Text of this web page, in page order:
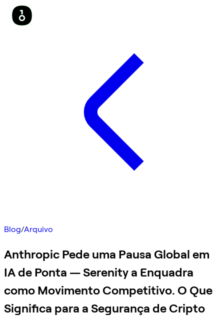
Blog/Arquivo
Anthropic Pede uma Pausa Global em
IA de Ponta — Serenity a Enquadra
como Movimento Competitivo. O Que
Significa para a Segurança de Cripto